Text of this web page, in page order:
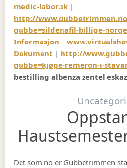
medic-labor.sk |
http://
gubbe=sildenafil-billige-norge
Informasjon |
Dokument | http://
gubbe=kjøpe-remeron-i-
bestilling albenza zentel
Det som no er Gubbetrimmen